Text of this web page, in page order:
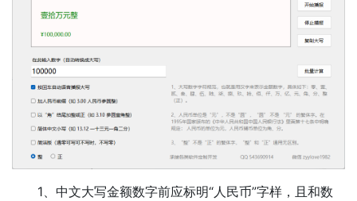
1、中文大写金额数字前应标明“人民币”字样，且和数